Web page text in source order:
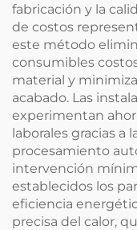
fabricación y la
de costos
este método
consumibles
material y
acabado. Las
experimentan
laborales gracias a
procesamiento
intervención
establecidos los
eficiencia
precisa del calor,